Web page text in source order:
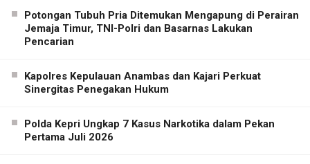
Potongan Tubuh Pria Ditemukan Mengapung di Perairan
Jemaja Timur, TNI-Polri dan Basarnas Lakukan
Pencarian
Kapolres Kepulauan Anambas dan Kajari Perkuat
Sinergitas Penegakan Hukum
Polda Kepri Ungkap 7 Kasus Narkotika dalam Pekan
Pertama Juli 2026